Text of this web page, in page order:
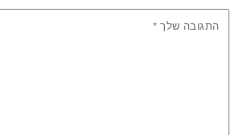
התגובה שלך *